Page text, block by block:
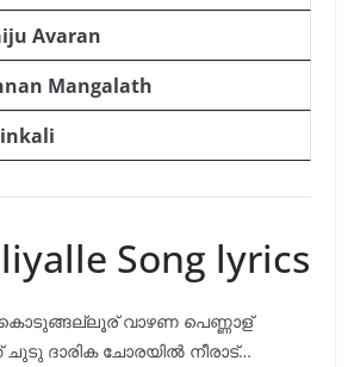
Avaran
Mangalath
Song lyrics
വാഴണ പെണ്ണാള്
ദാരിക ചോരയിൽ നീരാട്…